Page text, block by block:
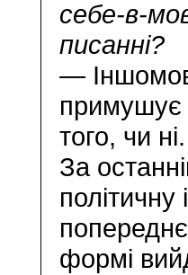
себе-в-
писанні?
—
примушує
того, чи
За
формі